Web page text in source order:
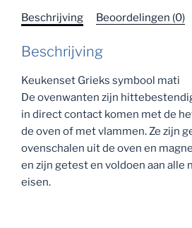
Beschrijving Beoordelingen (0)
Beschrijving
Keukenset Grieks symbool mati
De ovenwanten zijn
in direct contact komen met de
de oven of met vlammen.Ze zijn
ovenschalen uit de oven en
en zijn getest en voldoen aan alle
eisen.